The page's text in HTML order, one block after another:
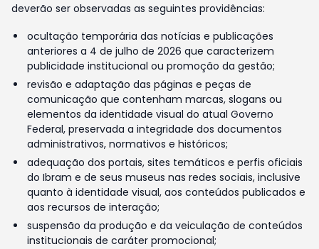
deverão ser observadas as seguintes providências:
ocultação temporária das notícias e publicações
anteriores a 4 de julho de 2026 que caracterizem
publicidade institucional ou promoção da gestão;
revisão e adaptação das páginas e peças de
comunicação que contenham marcas, slogans ou
elementos da identidade visual do atual Governo
Federal, preservada a integridade dos documentos
administrativos, normativos e históricos;
adequação dos portais, sites temáticos e perfis oficiais
do Ibram e de seus museus nas redes sociais, inclusive
quanto à identidade visual, aos conteúdos publicados e
aos recursos de interação;
suspensão da produção e da veiculação de conteúdos
institucionais de caráter promocional;